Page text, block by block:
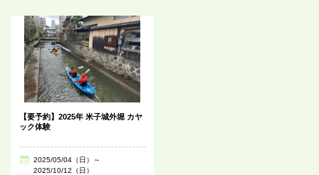
【要予約】2025年 米子城外堀 カヤ
ック体験
2025/05/04（日）～
2025/10/12（日）